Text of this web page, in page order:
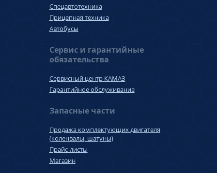
Спецавтотехника
Прицепная техника
Автобусы
Сервис и гарантийные
обязательства
Сервисный центр КАМАЗ
Гарантийное обслуживание
Запасные части
Продажа комплектующих двигателя
(коленвалы, шатуны)
Прайс-листы
Магазин